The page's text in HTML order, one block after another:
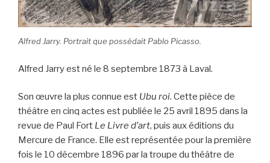
Alfred Jarry. Portrait que possédait Pablo Picasso.
Alfred Jarry est né le 8 septembre 1873 à Laval.
Son œuvre la plus connue est Ubu roi. Cette pièce de
théâtre en cinq actes est publiée le 25 avril 1895 dans la
revue de Paul Fort Le Livre d’art, puis aux éditions du
Mercure de France. Elle est représentée pour la première
fois le 10 décembre 1896 par la troupe du théâtre de